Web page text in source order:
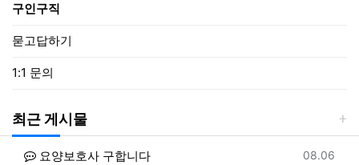
구인구직
묻고답하기
1:1 문의
최근 게시물
등록일
08.06
요양보호사 구합니다